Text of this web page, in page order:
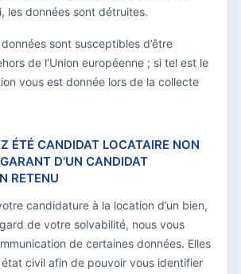
les données sont détruites.
sont susceptibles d’être
de l’Union européenne ; si tel est le
vous est donnée lors de la collecte
ÉTÉ CANDIDAT LOCATAIRE NON
D’UN CANDIDAT
RETENU
candidature à la location d’un bien,
de votre solvabilité, nous vous
de certaines données. Elles
civil afin de pouvoir vous identifier